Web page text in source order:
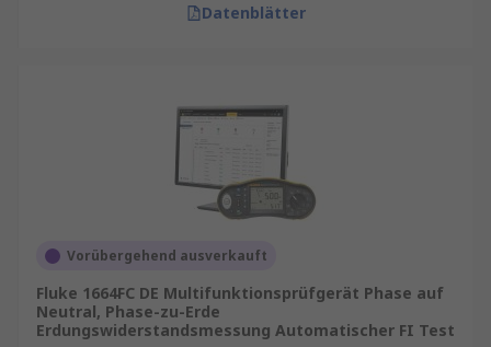
Datenblätter
Vorübergehend ausverkauft
Fluke 1664FC DE Multifunktionsprüfgerät Phase auf
Neutral, Phase-zu-Erde
Erdungswiderstandsmessung Automatischer FI Test